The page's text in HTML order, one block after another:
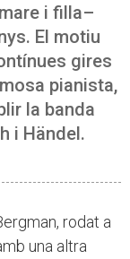
i filla–
El motiu
gires
pianista,
la banda
i Händel.
rodat a
una altra